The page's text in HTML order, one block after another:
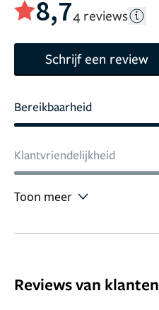
8,74 reviews
Schrijf een review
Bereikbaarheid
Klantvriendelijkheid
Toon meer
Reviews van klanten